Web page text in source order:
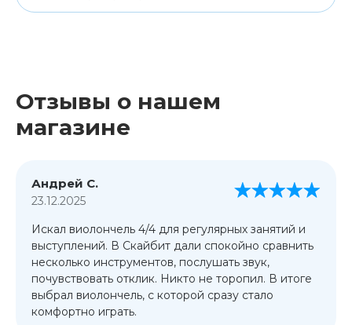
Отзывы о нашем
магазине
Андрей С.
23.12.2025
Искал виолончель 4/4 для регулярных занятий и
выступлений. В Скайбит дали спокойно сравнить
несколько инструментов, послушать звук,
почувствовать отклик. Никто не торопил. В итоге
выбрал виолончель, с которой сразу стало
комфортно играть.